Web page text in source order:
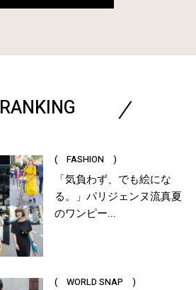
RANKING
( FASHION )
「気負わず、でも絵にな
る。」パリジェンヌ流真夏
のワンピー...
( WORLD SNAP )